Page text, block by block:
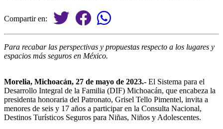
Compartir en:
Para recabar las perspectivas y propuestas respecto a los lugares y
espacios más seguros en México.
Morelia, Michoacán, 27 de mayo de 2023.- El Sistema para el
Desarrollo Integral de la Familia (DIF) Michoacán, que encabeza la
presidenta honoraria del Patronato, Grisel Tello Pimentel, invita a
menores de seis y 17 años a participar en la Consulta Nacional,
Destinos Turísticos Seguros para Niñas, Niños y Adolescentes.